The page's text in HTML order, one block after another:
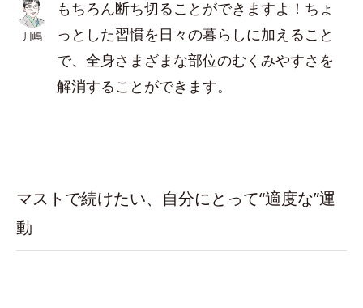
川嶋
もちろん断ち切ることができますよ！ちょ
っとした習慣を日々の暮らしに加えること
で、全身さまざまな部位のむくみやすさを
解消することができます。
マストで続けたい、自分にとって“適度な”運
動